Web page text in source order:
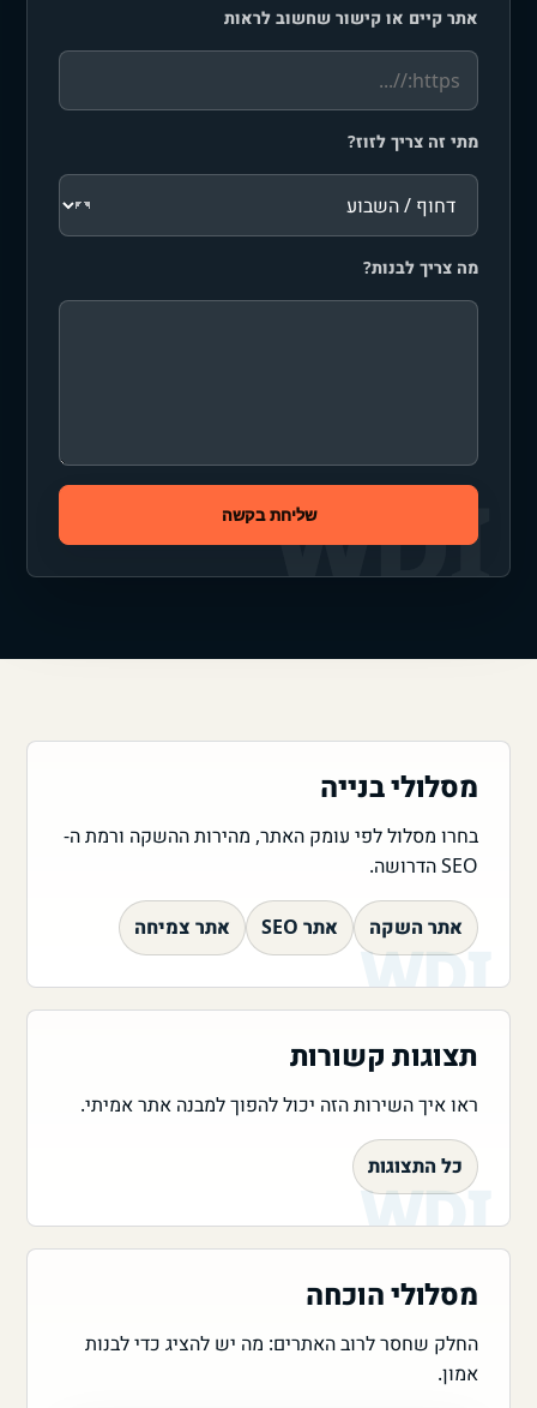
אתר קיים או קישור שחשוב לראות
מתי זה צריך לזוז?
מה צריך לבנות?
שליחת בקשה
מסלולי בנייה
בחרו מסלול לפי עומק האתר, מהירות ההשקה ורמת ה-
SEO הדרושה.
אתר השקה אתר SEO אתר צמיחה
תצוגות קשורות
ראו איך השירות הזה יכול להפוך למבנה אתר אמיתי.
כל התצוגות
מסלולי הוכחה
החלק שחסר לרוב האתרים: מה יש להציג כדי לבנות
אמון.